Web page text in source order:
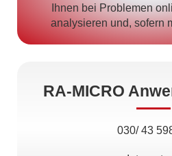
Ihnen bei Problemen
analysieren und, sofern
RA-MICRO
030/ 43